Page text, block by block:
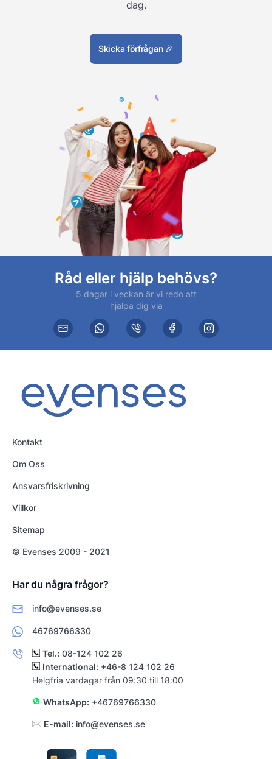
dag.
Skicka förfrågan 🎉
Råd eller hjälp behövs?
5 dagar i veckan är vi redo att
hjälpa dig via
Kontakt
Om Oss
Ansvarsfriskrivning
Villkor
Sitemap
© Evenses 2009 - 2021
Har du några frågor?
info@evenses.se
46769766330
Tel.: 08-124 102 26
International: +46-8 124 102 26
Helgfria vardagar från 09:30 till 18:00
WhatsApp: +46769766330
E-mail: info@evenses.se